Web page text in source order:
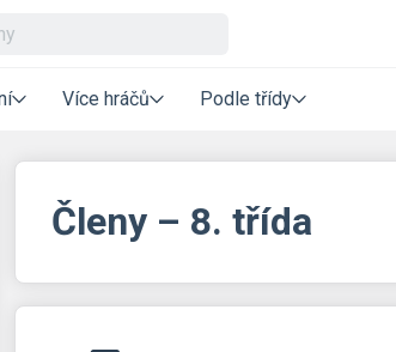
Více hráčů Podle třídy
Členy – 8. třída